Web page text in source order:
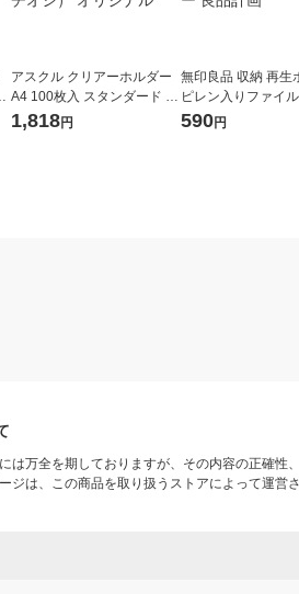
アスクル クリアーホルダー
A4 100枚入 スタンダード フ
ァイル 1セット（100枚×2
1,818円
無印良品 収納 再生
ピレン入りファイ
ス スタンダードタ
590円
は万全を期しておりますが、その内容の正確性
ジは、この商品を取り扱うストアによって運営